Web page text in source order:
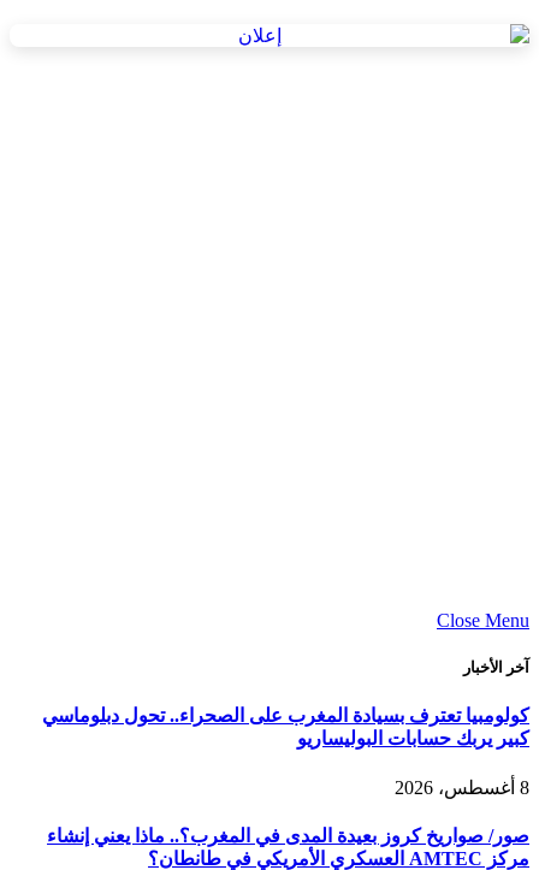
Close Menu
آخر الأخبار
كولومبيا تعترف بسيادة المغرب على الصحراء.. تحول دبلوماسي
كبير يربك حسابات البوليساريو
8 أغسطس، 2026
صور/ صواريخ كروز بعيدة المدى في المغرب؟.. ماذا يعني إنشاء
مركز AMTEC العسكري الأمريكي في طانطان؟